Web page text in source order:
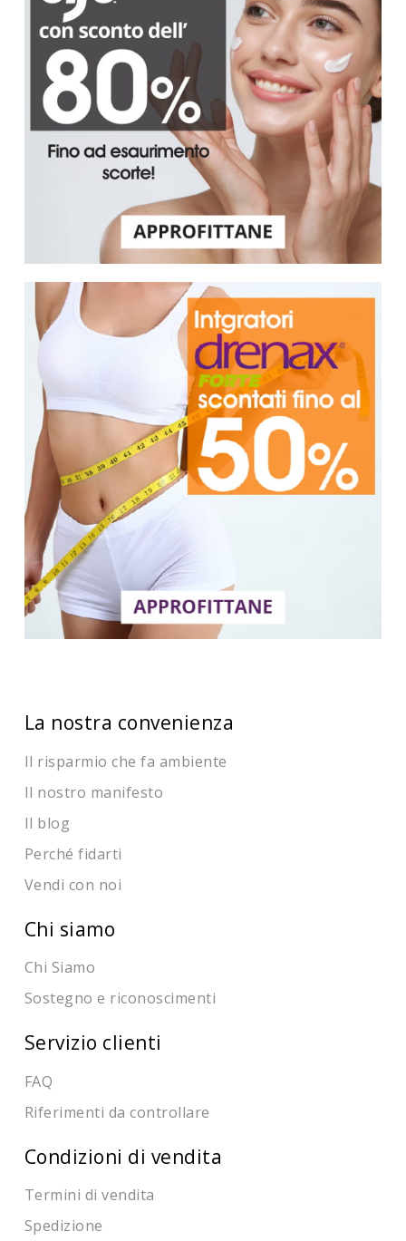
La nostra convenienza
Il risparmio che fa ambiente
Il nostro manifesto
Il blog
Perché fidarti
Vendi con noi
Chi siamo
Chi Siamo
Sostegno e riconoscimenti
Servizio clienti
FAQ
Riferimenti da controllare
Condizioni di vendita
Termini di vendita
Spedizione